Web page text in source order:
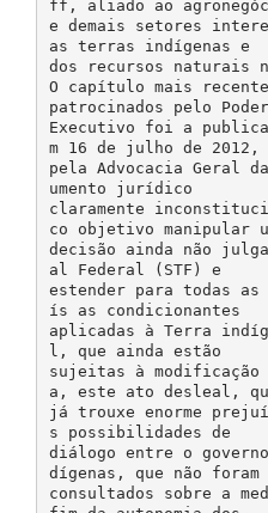
ff, aliado ao
e demais setores
as terras indígenas e
dos recursos naturais
O capítulo mais
patrocinados pelo Poder
Executivo foi a
m 16 de julho de 2012,
pela Advocacia Geral
umento jurídico
claramente
co objetivo manipular
decisão ainda não
al Federal (STF) e
estender para todas
ís as condicionantes
aplicadas à Terra
l, que ainda estão
sujeitas à modificação
a, este ato desleal,
já trouxe enorme
s possibilidades de
diálogo entre o
dígenas, que não foram
consultados sobre a